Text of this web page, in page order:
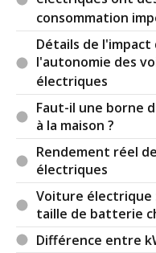
issus de l'institut
ça maîtrisent pas
des grands yeux
H7g6 tient du
confondent une
n'arrivent pas à
pénale alternative
délégations de
Voilà je vous la
sur ces dernières
y ait un
lente dégradation.
consommation
Détails de
l'autonomie des
électriques
Faut-il une borne
à la maison ?
Rendement réel
électriques
Voiture électrique
taille de batterie
Différence entre